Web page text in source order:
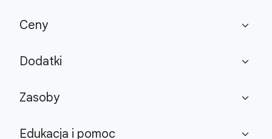
Ceny expand_more
Dodatki expand_more
Zasoby expand_more
Edukacja i pomoc expand_more